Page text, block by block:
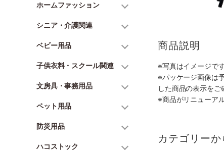
ホームファッション
シニア・介護関連
ベビー用品
子供衣料・スクール関連
文房具・事務用品
ペット用品
防災用品
ハコストック
商品説明
※写真はイメージで
※パッケージ画像は
した商品の表示をご
※商品がリニューア
カテゴリーか